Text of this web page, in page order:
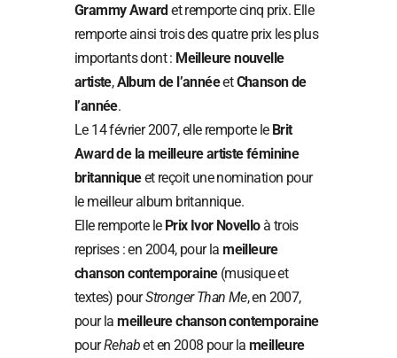
Grammy Awardet remporte cinq prix. Elle
remporte ainsi trois des quatre prix les plus
importants dont : Meilleure nouvelle
artiste,Album de l’annéeetChanson de
l’année.
Le 14 février 2007, elle remporte le Brit
Award de la meilleure artiste féminine
britanniqueet reçoit une nomination pour
le meilleur album britannique.
Elle remporte le Prix Ivor Novelloà trois
reprises : en 2004, pour lameilleure
chanson contemporaine(musique et
textes) pourStronger Than Me, en 2007,
pour lameilleure chanson contemporaine
pourRehabet en 2008 pour la meilleure